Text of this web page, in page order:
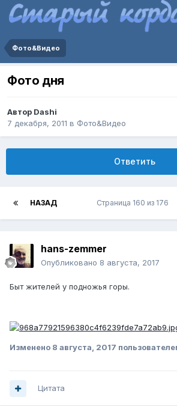
Фото&Видео
Фото дня
Автор Dashi
7 декабря, 2011 в Фото&Видео
Ответить
НАЗАД Страница 160 из 176
hans-zemmer
Опубликовано 8 августа, 2017
Быт жителей у подножья горы.
Изменено 8 августа, 2017
Цитата